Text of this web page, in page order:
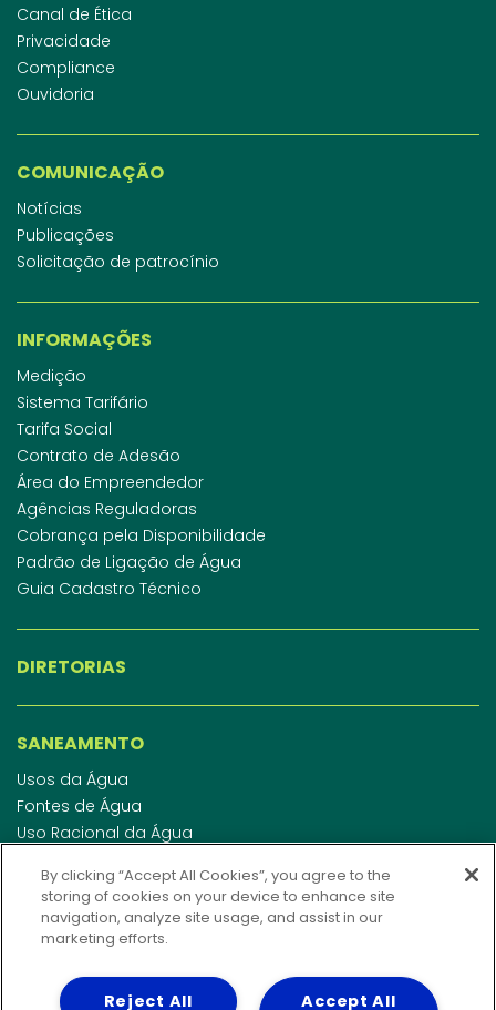
Canal de Ética
Privacidade
Compliance
Ouvidoria
COMUNICAÇÃO
Notícias
Publicações
Solicitação de patrocínio
INFORMAÇÕES
Medição
Sistema Tarifário
Tarifa Social
Contrato de Adesão
Área do Empreendedor
Agências Reguladoras
Cobrança pela Disponibilidade
Padrão de Ligação de Água
Guia Cadastro Técnico
DIRETORIAS
SANEAMENTO
Usos da Água
Fontes de Água
Uso Racional da Água
Esgotamento Sanitário
Regulamento de Água e Esgoto
Indicadores de qualidade da água
By clicking “Accept All Cookies”, you agree to the
storing of cookies on your device to enhance site
navigation, analyze site usage, and assist in our
marketing efforts.
Accept All
Reject All